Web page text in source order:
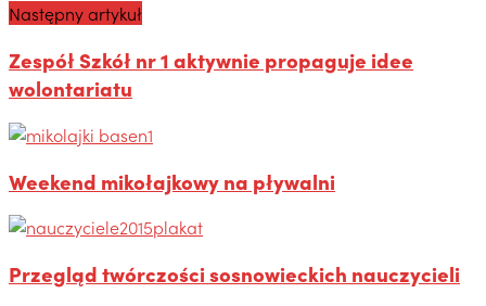
Następny artykuł
Zespół Szkół nr 1 aktywnie propaguje idee
wolontariatu
Weekend mikołajkowy na pływalni
Przegląd twórczości sosnowieckich nauczycieli